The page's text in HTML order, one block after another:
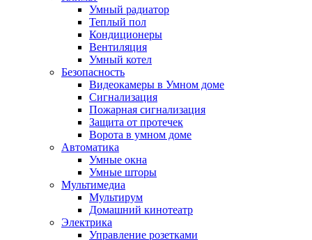
Умный радиатор
Теплый пол
Кондиционеры
Вентиляция
Умный котел
Безопасность
Видеокамеры в Умном доме
Сигнализация
Пожарная сигнализация
Защита от протечек
Ворота в умном доме
Автоматика
Умные окна
Умные шторы
Мультимедиа
Мультирум
Домашний кинотеатр
Электрика
Управление розетками